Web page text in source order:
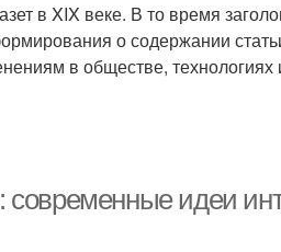
в XIX веке. В то время
о содержании
в обществе, технологиях
идеи